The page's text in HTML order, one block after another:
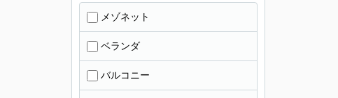
メゾネット
ベランダ
バルコニー